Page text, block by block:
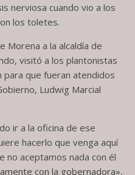
nerviosa cuando vio a los
los toletes.
Morena a la alcaldía de
visitó a los plantonistas
que fueran atendidos
Ludwig Marcial
ir a la oficina de ese
hacerlo que venga aquí
no aceptamos nada con él
con la gobernadora»,